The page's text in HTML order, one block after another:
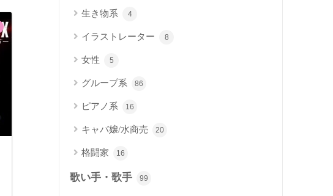
生き物系 4
イラストレーター 8
女性 5
グループ系 86
ピアノ系 16
キャバ嬢/水商売 20
格闘家 16
歌い手・歌手 99